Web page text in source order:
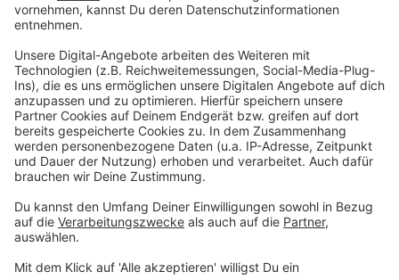
XXXLutz:
Florian
Im Astenfeld 3
Florian
XXXLutz
Braunau
Bauhofstr. 16
5280
Braunau
XXXLutz Wels
Löwenzahnstrasse
6
4600 Wels
XXXLutz Ried
Am
Reischauergrund
7
4910 Ried
Vöcklabruck
Str. 2
Vöcklabruck